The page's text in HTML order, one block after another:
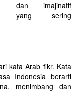
dan imajinatif
yang sering
kata Arab fikr. Kata
Indonesia berarti
menimbang dan